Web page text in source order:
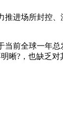
场所封控
全球一年总
?，也缺乏对